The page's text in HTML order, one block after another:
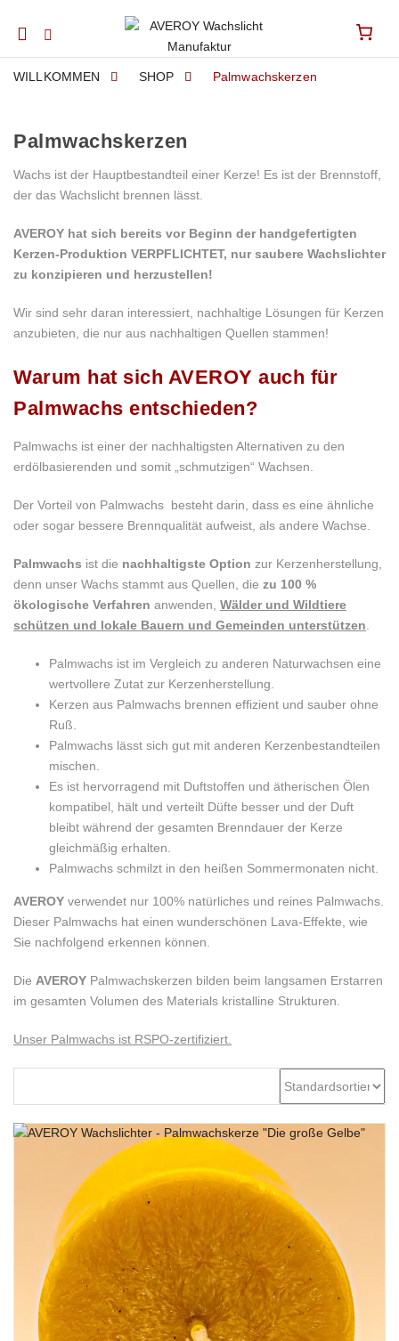
Mobile
WILLKOMMEN SHOP Palmwachskerzen
Skip to content
Palmwachskerzen
Wachs ist der Hauptbestandteil einer Kerze! Es ist der Brennstoff,
der das Wachslicht brennen lässt.
AVEROY hat sich bereits vor Beginn der handgefertigten
Kerzen-Produktion VERPFLICHTET, nur saubere Wachslichter
zu konzipieren und herzustellen!
Wir sind sehr daran interessiert, nachhaltige Lösungen für Kerzen
anzubieten, die nur aus nachhaltigen Quellen stammen!
Warum hat sich AVEROY auch für
Palmwachs entschieden?
Palmwachs ist einer der nachhaltigsten Alternativen zu den
erdölbasierenden und somit „schmutzigen“ Wachsen.
Der Vorteil von Palmwachs besteht darin, dass es eine ähnliche
oder sogar bessere Brennqualität aufweist, als andere Wachse.
Palmwachs ist die nachhaltigste Option zur Kerzenherstellung,
denn unser Wachs stammt aus Quellen, die zu 100 %
ökologische Verfahren anwenden, Wälder und Wildtiere
schützen und lokale Bauern und Gemeinden unterstützen
Palmwachs ist im Vergleich zu anderen Naturwachsen eine
wertvollere Zutat zur Kerzenherstellung.
Kerzen aus Palmwachs brennen effizient und sauber ohne
Ruß.
Palmwachs lässt sich gut mit anderen Kerzenbestandteilen
mischen.
Es ist hervorragend mit Duftstoffen und ätherischen Ölen
kompatibel, hält und verteilt Düfte besser und der Duft
bleibt während der gesamten Brenndauer der Kerze
gleichmäßig erhalten.
Palmwachs schmilzt in den heißen Sommermonaten nicht.
AVEROY verwendet nur 100% natürliches und reines Palmwachs.
Dieser Palmwachs hat einen wunderschönen Lava-Effekte, wie
Sie nachfolgend erkennen können.
Die AVEROY Palmwachskerzen bilden beim langsamen Erstarren
im gesamten Volumen des Materials kristalline Strukturen.
Unser Palmwachs ist RSPO-zertifiziert.